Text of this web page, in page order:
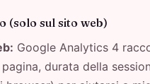
(solo sul sito web)
Google Analytics 4
durata della